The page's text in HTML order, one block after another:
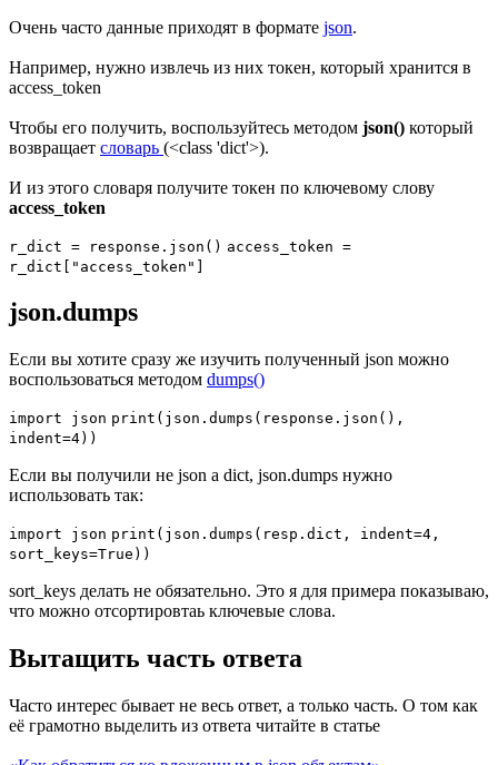
Очень часто данные приходят в формате json.
Например, нужно извлечь из них токен, который хранится в
access_token
Чтобы его получить, воспользуйтесь методом json() который
возвращает словарь (<class 'dict'>).
И из этого словаря получите токен по ключевому слову
access_token
r_dict = response.json() access_token =
r_dict[ "access_token" ]
json.dumps
Если вы хотите сразу же изучить полученный json можно
воспользоваться методом dumps()
import json print (json.dumps(response.json() ,
indent=4))
Если вы получили не json а dict, json.dumps нужно
использовать так:
import json print (json.dumps(resp.dict , indent=4 ,
sort_keys=True ))
sort_keys делать не обязательно. Это я для примера показываю,
что можно отсортировтаь ключевые слова.
Вытащить часть ответа
Часто интерес бывает не весь ответ, а только часть. О том как
её грамотно выделить из ответа читайте в статье